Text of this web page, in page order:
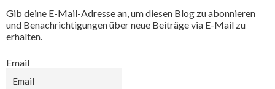
Gib deine E-Mail-Adresse an, um diesen Blog zu abonnieren
und Benachrichtigungen über neue Beiträge via E-Mail zu
erhalten.
Email